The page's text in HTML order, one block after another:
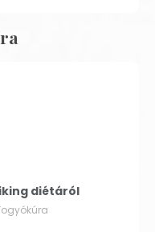
diétáról